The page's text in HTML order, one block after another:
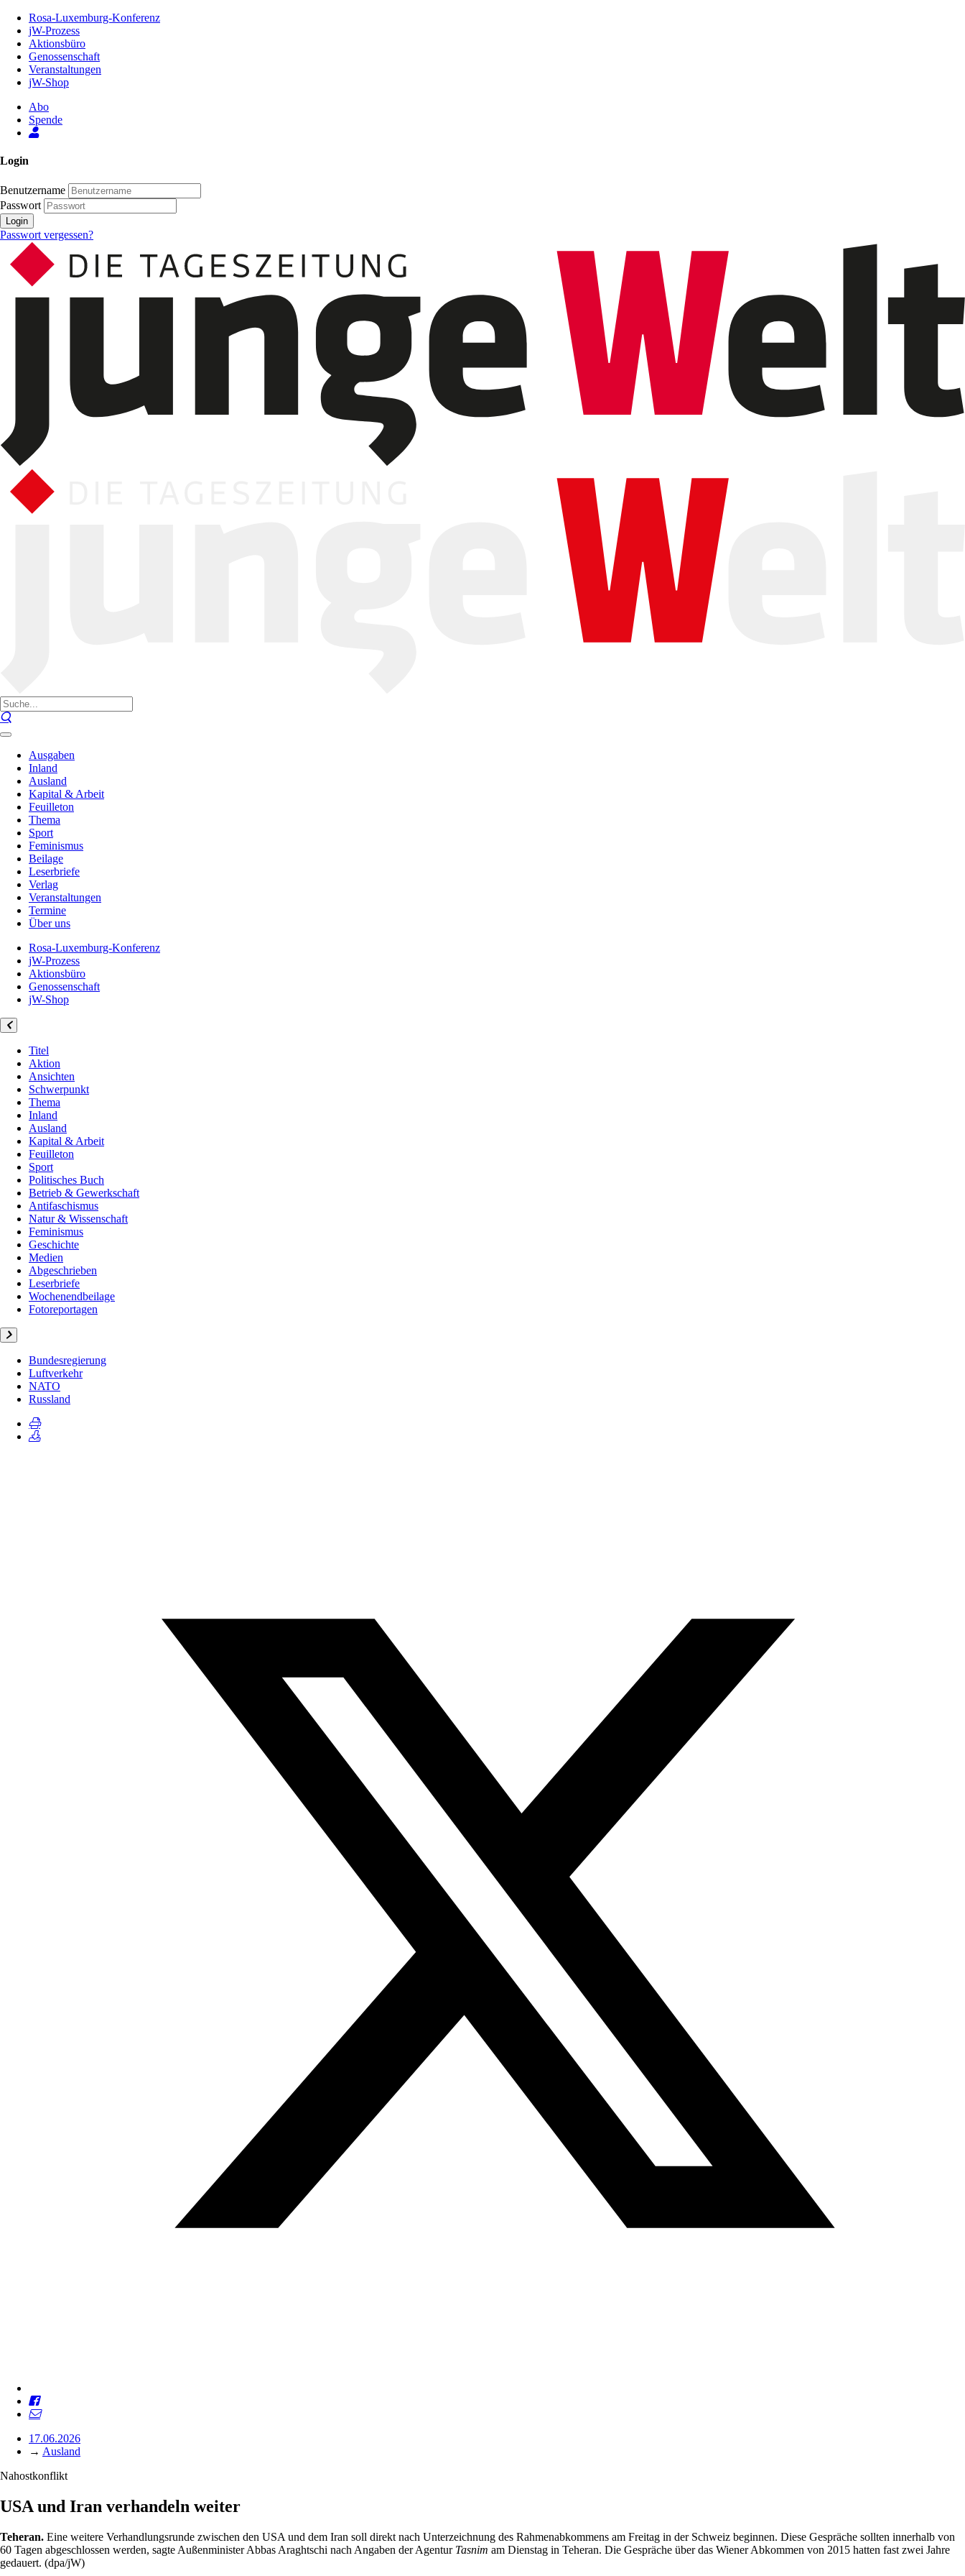
Inhalt
Seite
Rosa-Luxemburg-Konferenz
jW-Prozess
Aktionsbüro
Genossenschaft
Veranstaltungen
jW-Shop
Abo
Spende
Login
Benutzername
Passwort
Login
Passwort vergessen?
Ausgaben
Inland
Ausland
Kapital & Arbeit
Feuilleton
Thema
Sport
Feminismus
Beilage
Leserbriefe
Verlag
Veranstaltungen
Termine
Über uns
Rosa-Luxemburg-Konferenz
jW-Prozess
Aktionsbüro
Genossenschaft
jW-Shop
Titel
Aktion
Ansichten
Schwerpunkt
Thema
Inland
Ausland
Kapital & Arbeit
Feuilleton
Sport
Politisches Buch
Betrieb & Gewerkschaft
Antifaschismus
Natur & Wissenschaft
Feminismus
Geschichte
Medien
Abgeschrieben
Leserbriefe
Wochenendbeilage
Fotoreportagen
Bundesregierung
Luftverkehr
NATO
Russland
17.06.2026
→ Ausland
Nahostkonflikt
USA und Iran verhandeln weiter
Teheran. Eine weitere Verhandlungsrunde zwischen den USA und dem Iran soll direkt nach Unterzeichnung des Rahmenabkommens am Freitag in der Schweiz beginnen. Diese Gespräche sollten innerhalb von
60 Tagen abgeschlossen werden, sagte Außenminister Abbas Araghtschi nach Angaben der Agentur Tasnim am Dienstag in Teheran. Die Gespräche über das Wiener Abkommen von 2015 hatten fast zwei Jahre
gedauert. (dpa/jW)